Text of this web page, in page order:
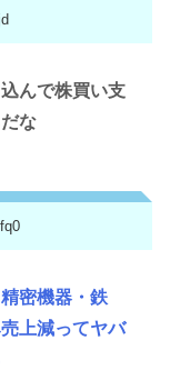
んで株買い支
な
密機器・鉄
上減ってヤバ